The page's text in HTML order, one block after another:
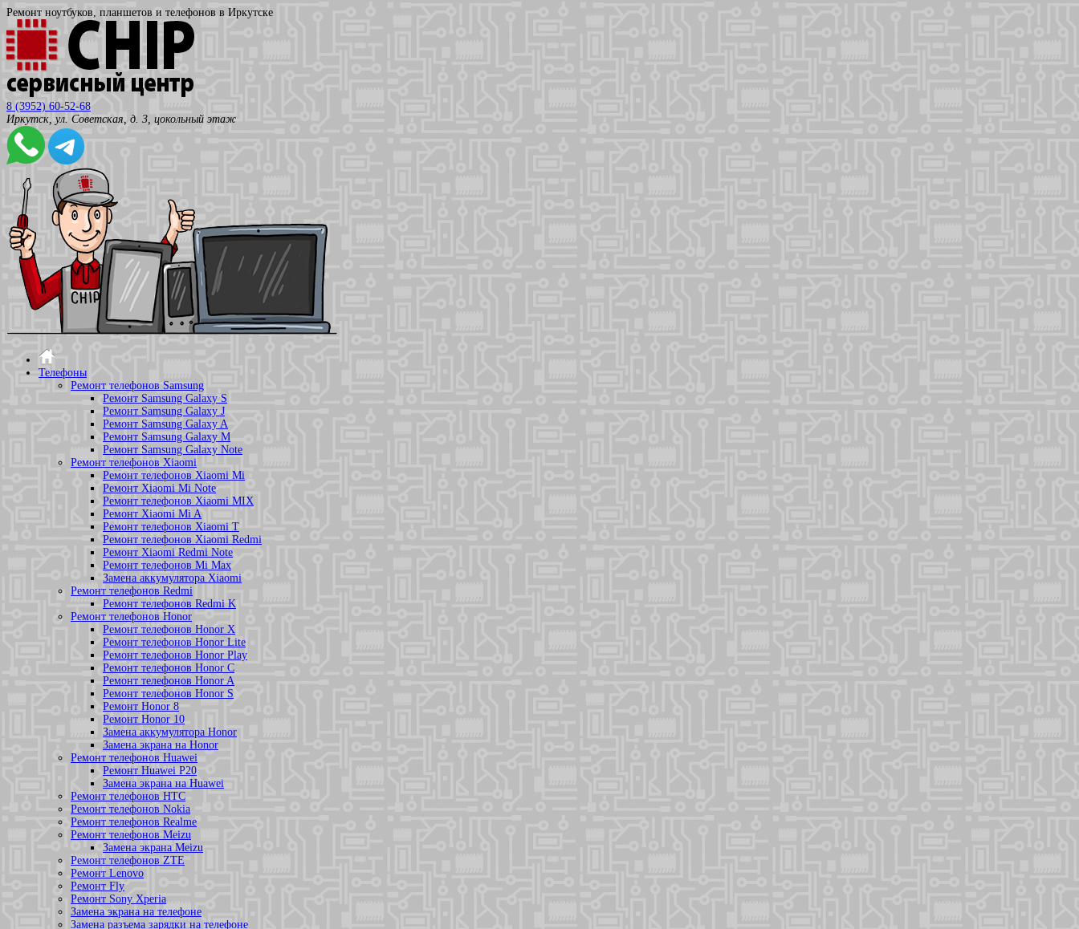
Ремонт ноутбуков, планшетов и телефонов в Иркутске
8 (3952) 60-52-68
Иркутск, ул. Советская, д. 3, цокольный этаж
Телефоны
Ремонт телефонов Samsung
Ремонт Samsung Galaxy S
Ремонт Samsung Galaxy J
Ремонт Samsung Galaxy A
Ремонт Samsung Galaxy M
Ремонт Samsung Galaxy Note
Ремонт телефонов Xiaomi
Ремонт телефонов Xiaomi Mi
Ремонт Xiaomi Mi Note
Ремонт телефонов Xiaomi MIX
Ремонт Xiaomi Mi A
Ремонт телефонов Xiaomi T
Ремонт телефонов Xiaomi Redmi
Ремонт Xiaomi Redmi Note
Ремонт телефонов Mi Max
Замена аккумулятора Xiaomi
Ремонт телефонов Redmi
Ремонт телефонов Redmi K
Ремонт телефонов Honor
Ремонт телефонов Honor X
Ремонт телефонов Honor Lite
Ремонт телефонов Honor Play
Ремонт телефонов Honor C
Ремонт телефонов Honor A
Ремонт телефонов Honor S
Ремонт Honor 8
Ремонт Honor 10
Замена аккумулятора Honor
Замена экрана на Honor
Ремонт телефонов Huawei
Ремонт Huawei P20
Замена экрана на Huawei
Ремонт телефонов HTC
Ремонт телефонов Nokia
Ремонт телефонов Realme
Ремонт телефонов Meizu
Замена экрана Meizu
Ремонт телефонов ZTE
Ремонт Lenovo
Ремонт Fly
Ремонт Sony Xperia
Замена экрана на телефоне
Замена разъема зарядки на телефоне